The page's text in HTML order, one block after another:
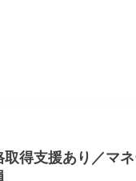
得支援あり／マ